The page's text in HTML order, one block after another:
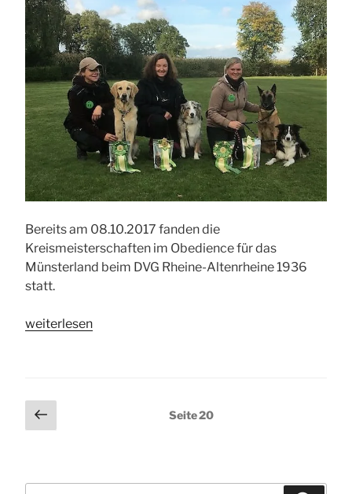
Bereits am 08.10.2017 fanden die
Kreismeisterschaften im Obedience für das
Münsterland beim DVG Rheine-Altenrheine 1936
statt.
„Obedience
den
Hundefreunden
weiterlesen
Seitennummerierung
der
Vorherige
Seite
Seite20